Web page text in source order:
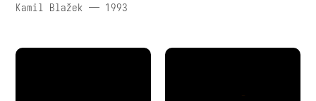
Kamil Blažek — 1993